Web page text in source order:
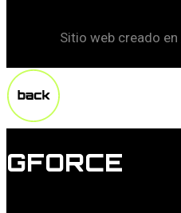
Sitio web creado en
GFORCE